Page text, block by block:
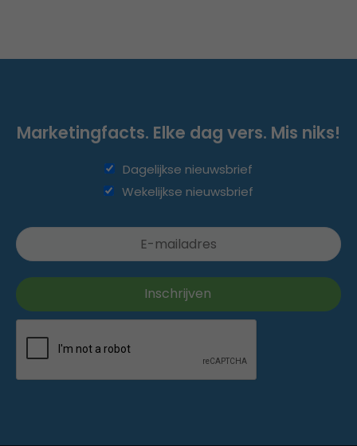
Marketingfacts. Elke dag vers. Mis niks!
Dagelijkse nieuwsbrief
Wekelijkse nieuwsbrief